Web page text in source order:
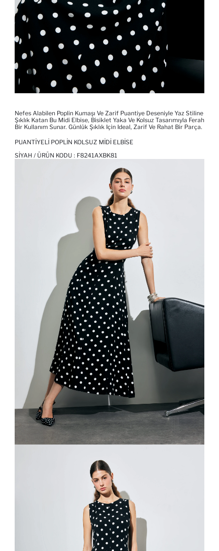
Nefes Alabilen Poplin Kumaşı Ve Zarif Puantiye Deseniyle Yaz Stiline
Şıklık Katan Bu Midi Elbise, Bisiklet Yaka Ve Kolsuz Tasarımıyla Ferah
Bir Kullanım Sunar. Günlük Şıklık Için Ideal, Zarif Ve Rahat Bir Parça.
PUANTIYELI POPLIN KOLSUZ MIDI ELBISE
SIYAH / ÜRÜN KODU : F8241AXBK81